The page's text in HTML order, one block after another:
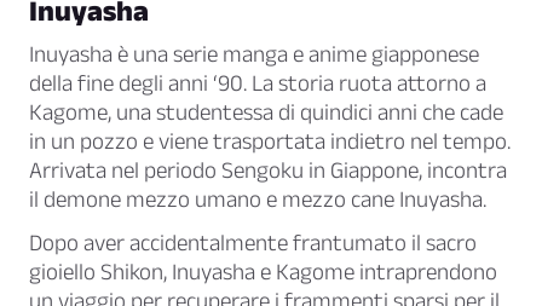
Inuyasha
Inuyasha è una serie manga e anime giapponese
della fine degli anni ‘90. La storia ruota attorno a
Kagome, una studentessa di quindici anni che cade
in un pozzo e viene trasportata indietro nel tempo.
Arrivata nel periodo Sengoku in Giappone, incontra
il demone mezzo umano e mezzo cane Inuyasha.
Dopo aver accidentalmente frantumato il sacro
gioiello Shikon, Inuyasha e Kagome intraprendono